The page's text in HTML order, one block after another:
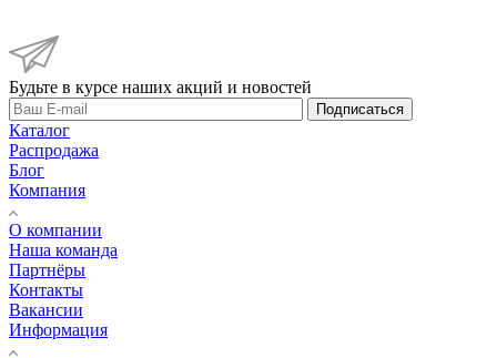
Будьте в курсе наших акций и новостей
Подписаться
Каталог
Распродажа
Блог
Компания
О компании
Наша команда
Партнёры
Контакты
Вакансии
Информация